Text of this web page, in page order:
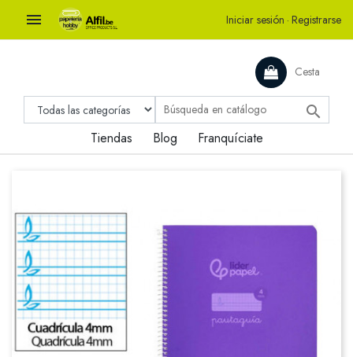
 Iniciar sesión · Registrarse
Cesta

Tiendas Blog Franquíciate